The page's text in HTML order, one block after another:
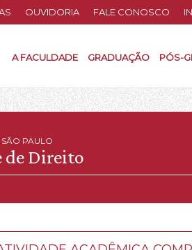
OUVIDORIA FALE CONOSCO
A FACULDADE GRADUAÇÃO PÓS-
PAULO
de Direito